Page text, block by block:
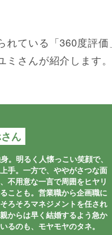
れている「360度評
さんが紹介します。
ん
。明るく人懐っこい笑顔で、
手。一方で、ややがさつな面
不用意な一言で周囲をヒヤリ
ことも。営業職から企画職に
ろそろマネジメントを任され
からは早く結婚するよう急か
るのも、モヤモヤのタネ。